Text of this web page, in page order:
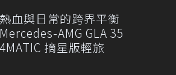
熱血與日常的跨界平衡
Mercedes-AMG GLA 35
4MATIC 摘星版輕旅